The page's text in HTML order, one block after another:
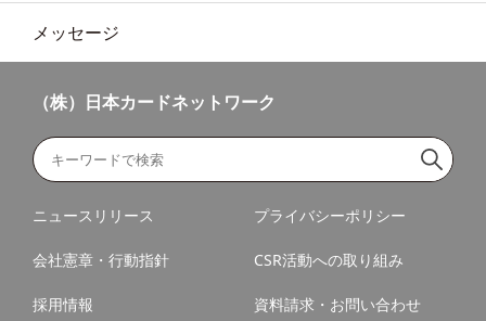
メッセージ
（株）日本カードネットワーク
ニュースリリース プライバシーポリシー
会社憲章・行動指針 CSR活動への取り組み
採用情報 資料請求・お問い合わせ